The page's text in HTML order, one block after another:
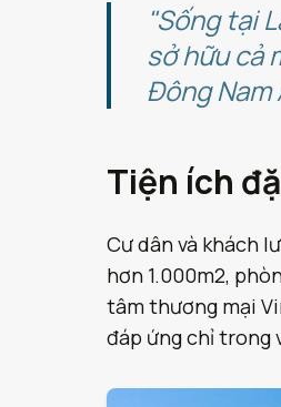
"Sống tại
sở hữu cả
Đông Nam
Tiện ích
Cư dân và khách
hơn 1.000m2,
tâm thương mại
đáp ứng chỉ trong